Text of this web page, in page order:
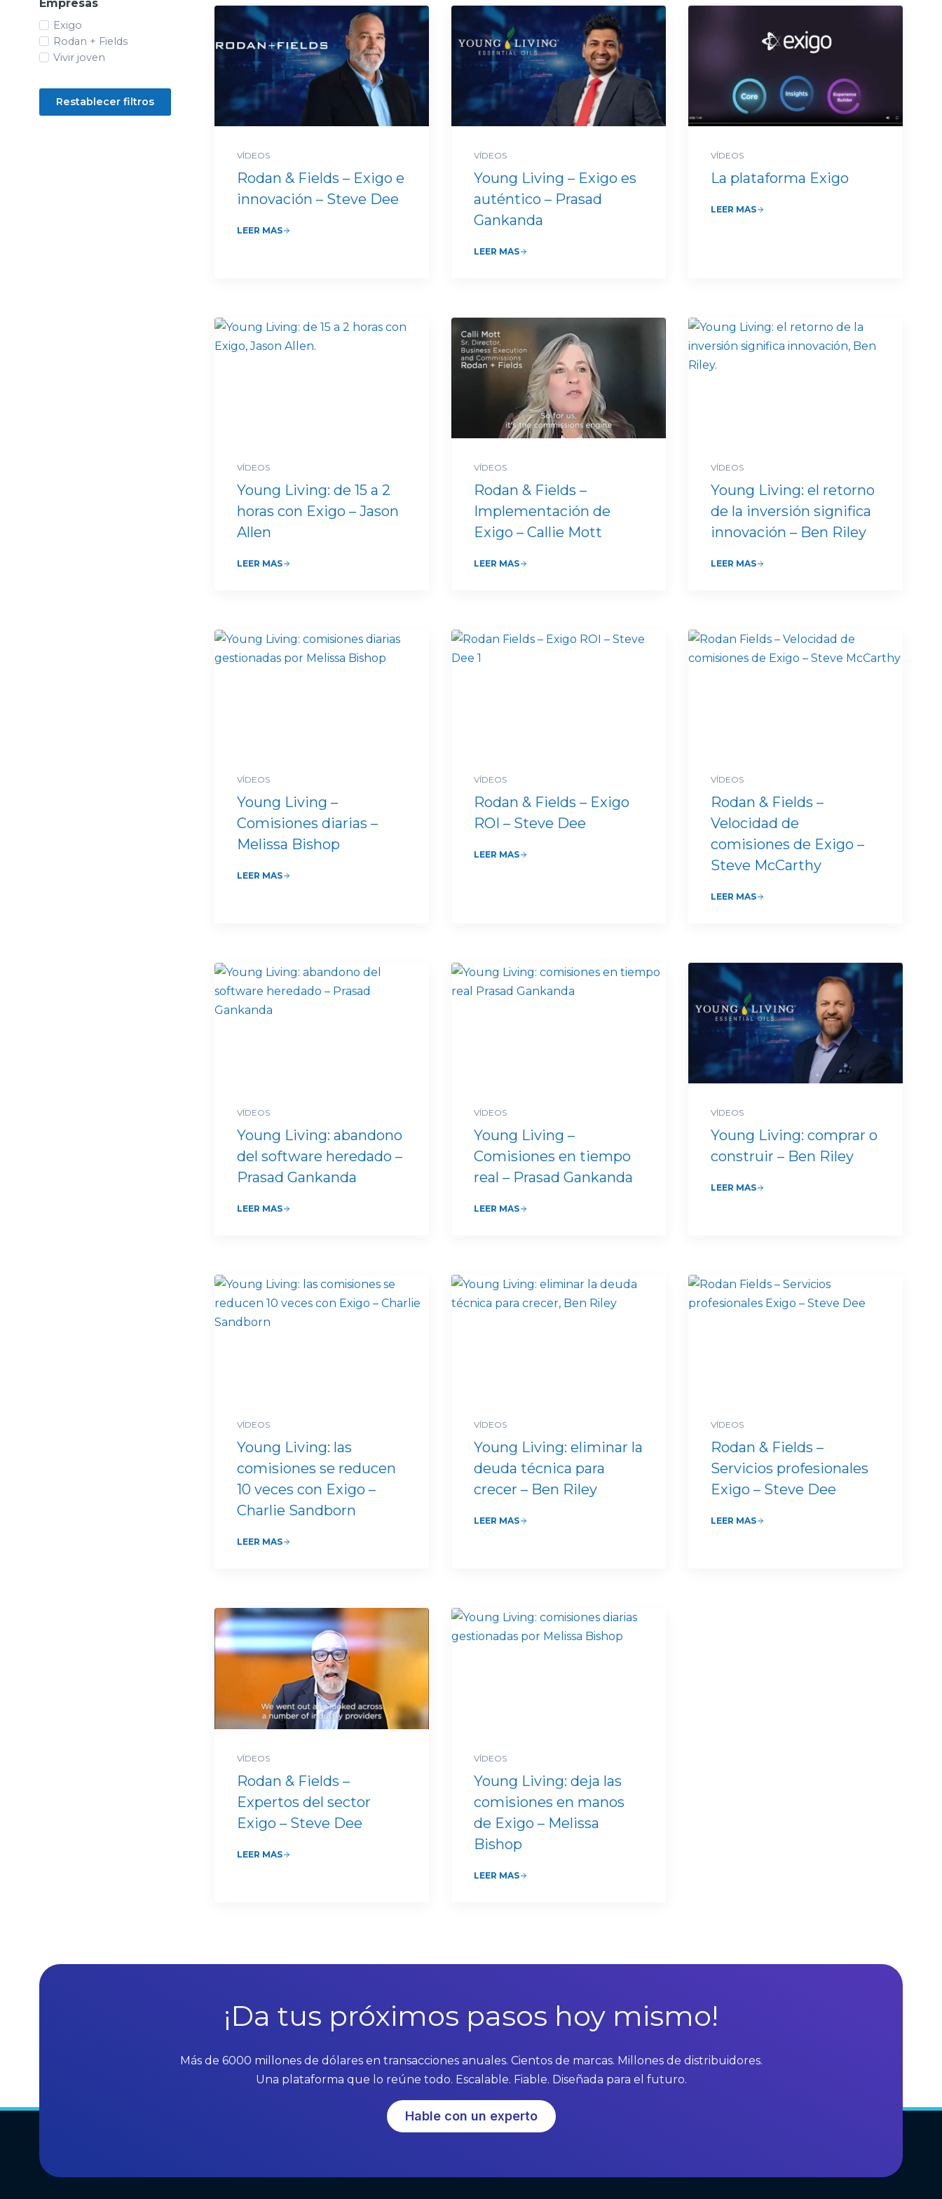
Empresas
Exigo
Rodan + Fields
Vivir joven
Restablecer filtros
VÍDEOS
Rodan & Fields – Exigo e
innovación – Steve Dee
LEER MÁS
VÍDEOS
Young Living – Exigo es
auténtico – Prasad
Gankanda
LEER MÁS
VÍDEOS
La plataforma Exigo
LEER MÁS
VÍDEOS
Young Living: de 15 a 2
horas con Exigo – Jason
Allen
LEER MÁS
VÍDEOS
Rodan & Fields –
Implementación de
Exigo – Callie Mott
LEER MÁS
VÍDEOS
Young Living: el retorno
de la inversión significa
innovación – Ben Riley
LEER MÁS
VÍDEOS
Young Living –
Comisiones diarias –
Melissa Bishop
LEER MÁS
VÍDEOS
Rodan & Fields – Exigo
ROI – Steve Dee
LEER MÁS
VÍDEOS
Rodan & Fields –
Velocidad de
comisiones de Exigo –
Steve McCarthy
LEER MÁS
VÍDEOS
Young Living: abandono
del software heredado –
Prasad Gankanda
LEER MÁS
VÍDEOS
Young Living –
Comisiones en tiempo
real – Prasad Gankanda
LEER MÁS
VÍDEOS
Young Living: comprar o
construir – Ben Riley
LEER MÁS
VÍDEOS
Young Living: las
comisiones se reducen
10 veces con Exigo –
Charlie Sandborn
LEER MÁS
VÍDEOS
Young Living: eliminar la
deuda técnica para
crecer – Ben Riley
LEER MÁS
VÍDEOS
Rodan & Fields –
Servicios profesionales
Exigo – Steve Dee
LEER MÁS
VÍDEOS
Rodan & Fields –
Expertos del sector
Exigo – Steve Dee
LEER MÁS
VÍDEOS
Young Living: deja las
comisiones en manos
de Exigo – Melissa
Bishop
LEER MÁS
¡Da tus próximos pasos hoy mismo!
Más de 6000 millones de dólares en transacciones anuales. Cientos de marcas. Millones de distribuidores.
Una plataforma que lo reúne todo. Escalable. Fiable. Diseñada para el futuro.
Hable con un experto